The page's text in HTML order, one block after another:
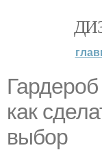
как
выбор